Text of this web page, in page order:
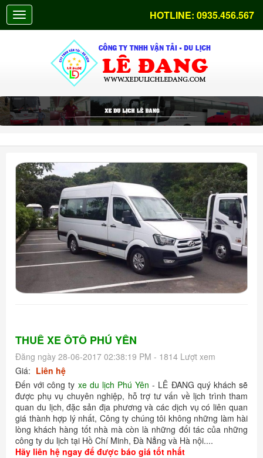
HOTLINE: 0935.456.567
THUÊ XE ÔTÔ PHÚ YÊN
Đăng ngày 28-06-2017 02:38:19 PM - 1814 Lượt xem
Giá: Liên hệ
Đến với công ty xe du lịch Phú Yên - LÊ ĐANG quý khách sẽ
được phụ vụ chuyên nghiệp, hỗ trợ tư vấn về lịch trình tham
quan du lịch, đặc sản địa phương và các dịch vụ có liên quan
giá thành hợp lý nhất, Công ty chúng tôi không những làm hài
lòng khách hàng tốt nhà mà còn là những đối tác của những
công ty du lịch tại Hồ Chí Minh, Đà Nẳng và Hà nội....
Hãy liên hệ ngay để được báo giá tốt nhất